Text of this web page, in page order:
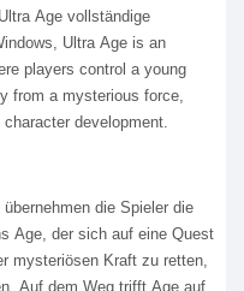
Age vollständige
Ultra Age is an
players control a young
from a mysterious force,
development.
die Spieler die
Age, der sich auf eine Quest
mysteriösen Kraft zu retten,